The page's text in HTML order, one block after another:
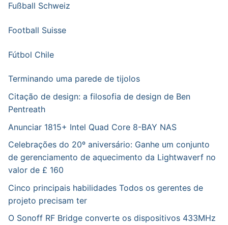
Fußball Schweiz
Football Suisse
Fútbol Chile
Terminando uma parede de tijolos
Citação de design: a filosofia de design de Ben
Pentreath
Anunciar 1815+ Intel Quad Core 8-BAY NAS
Celebrações do 20º aniversário: Ganhe um conjunto
de gerenciamento de aquecimento da Lightwaverf no
valor de £ 160
Cinco principais habilidades Todos os gerentes de
projeto precisam ter
O Sonoff RF Bridge converte os dispositivos 433MHz